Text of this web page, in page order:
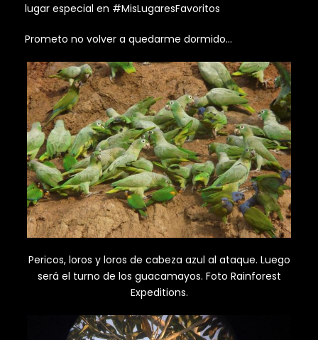
lugar especial en #MisLugaresFavoritos
Prometo no volver a quedarme dormido…
Pericos, loros y loros de cabeza azul al ataque. Luego
será el turno de los guacamayos. Foto Rainforest
Expeditions.